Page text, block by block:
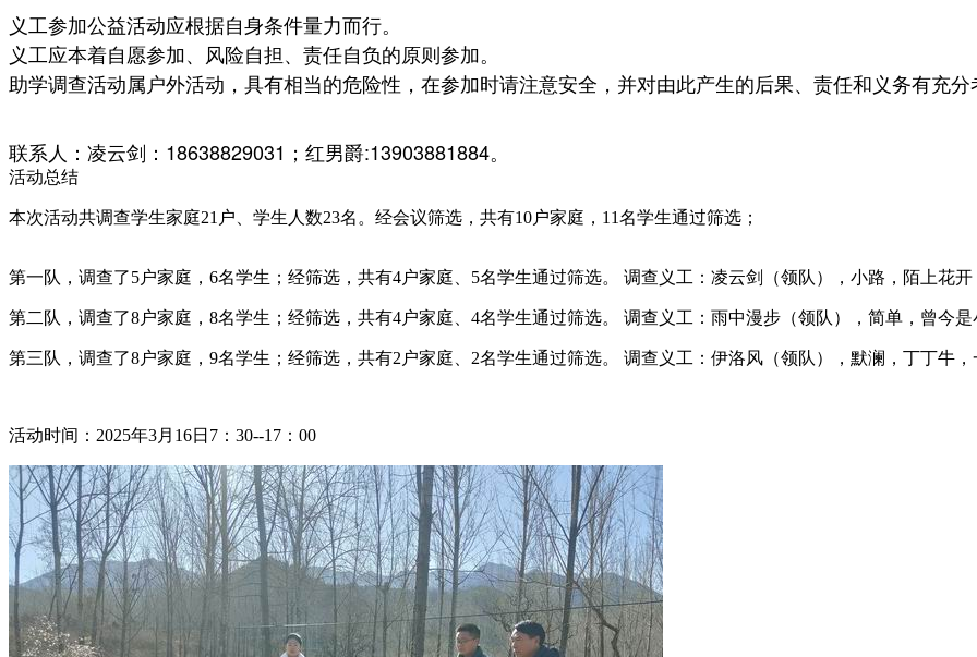
义工参加公益活动应根据自身条件量力而行。
义工应本着自愿参加、风险自担、责任自负的原则参加。
助学调查活动属户外活动，具有相当的危险性，在参加时请注意安全，并对由此产生的后果、责任和义务有充分
联系人：凌云剑：18638829031； 红男爵:13903881884。
活动总结
本次活动共调查学生家庭21户、学生人数23名。经会议筛选，共有10户家庭，11名学生通过筛选；
第一队，调查了5户家庭，6名学生；经筛选，共有4户家庭、5名学生通过筛选。 调查义工：凌云剑（领队），小路，陌上花开
第二队，调查了8户家庭，8名学生；经筛选，共有4户家庭、4名学生通过筛选。 调查义工：雨中漫步（领队），简单，曾今
第三队， 调查了8户家庭，9名学生；经筛选，共有2户家庭、2名学生通过筛选。 调查义工：伊洛风（领队），默澜，丁丁牛，
活动时间：2025年3月16日7：30--17：00